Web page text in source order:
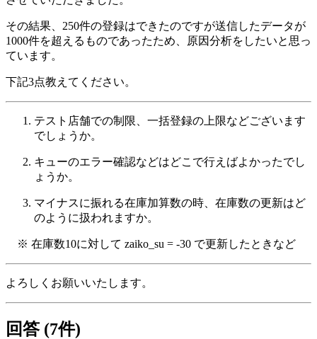
その結果、250件の登録はできたのですが送信したデータが
1000件を超えるものであったため、原因分析をしたいと思っ
ています。
下記3点教えてください。
テスト店舗での制限、一括登録の上限などございます
でしょうか。
キューのエラー確認などはどこで行えばよかったでし
ょうか。
マイナスに振れる在庫加算数の時、在庫数の更新はど
のように扱われますか。
※ 在庫数10に対して zaiko_su = -30 で更新したときなど
よろしくお願いいたします。
回答 (7件)